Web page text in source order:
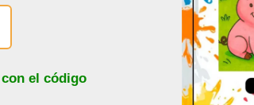
el código